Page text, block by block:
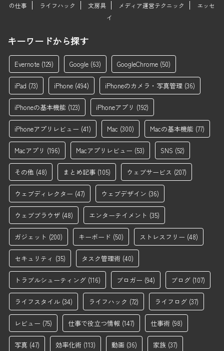
の仕事
ライフハック 文房具 メディア運営テクニック
エッセ
イ
キーワードから探す
Evernote (129) Google (63) GoogleChrome (50)
iPad (73) iPhone (494) iPhoneのカメラ・写真管理 (36)
iPhoneの基本機能 (123) iPhoneアプリ (192)
iPhoneアプリレビュー (41) Mac (300) Macの基本機能 (77)
Macアプリ (196) Macアプリレビュー (53) SNS (52)
その他 (48) まとめ記事 (105) ウェブサービス (207)
ウェブディレクター (47) ウェブデザイン (36)
ウェブブラウザ (48) エンターテイメント (35)
ガジェット (200) キーボード (50) ストレスフリー (48)
セキュリティ (35) タスク管理術 (40)
トラブルシューティング (116) ブロガー (94) ブログ (107)
ライフスタイル (34) ライフハック (72) ライフログ (37)
レビュー (75) 仕事で役立つ情報 (147) 仕事術 (98)
写真 (47) 効率化術 (113) 動画 (36) 家族 (37)